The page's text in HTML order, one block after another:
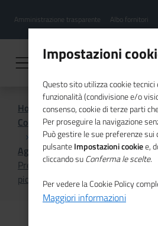
contenuto
Menu
hamburgher
Amministrazione trasparente Albo fornitori
Home
Comunicazione istituzionale per
Agenda
Presentazione "Libro Bianco sul
piccole imprese)"
Impostazioni
Questo sito utilizza cookie
funzionalità (condivisione e/o
consenso, cookie di terze parti
Per proseguire la navigazione
Può gestire le sue preferenze
pulsanteImpostazioni cookiee,
cliccando suConferma le scelte.
Per vedere la Cookie Policy
Maggiori informazioni